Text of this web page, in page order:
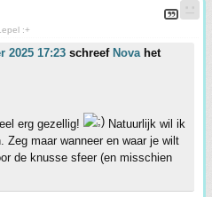
:+
2025 17:23 schreef Novahet
erg gezellig!
Natuurlijk wil ik
Zeg maar wanneer en waar je wilt
de knusse sfeer (en misschien